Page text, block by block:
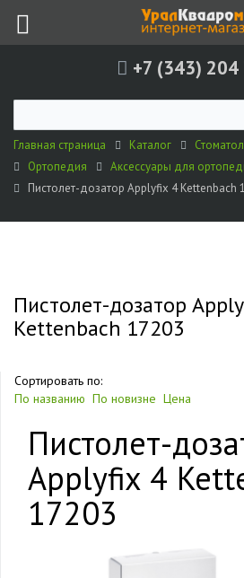
+7 (343) 204
Главная страница Каталог
Ортопедия
Аксессуары для
Пистолет-дозатор Applyfix 4 Kettenbach
Пистолет-дозатор
Kettenbach 17203
Сортировать по:
По названию По новизне Цена
Пистолет-
Applyfix 4
17203